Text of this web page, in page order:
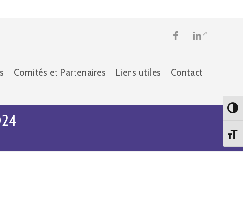
Comités et Partenaires Liens utiles Contact